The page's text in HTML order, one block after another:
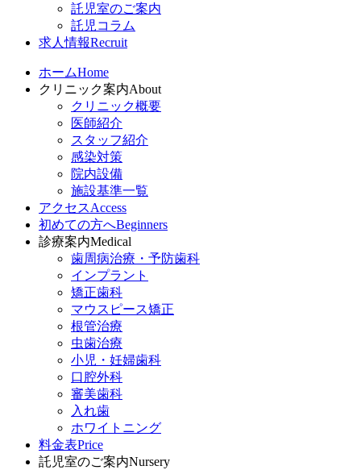
託児室のご案内
託児コラム
求人情報Recruit
ホームHome
クリニック案内About
クリニック概要
医師紹介
スタッフ紹介
感染対策
院内設備
施設基準一覧
アクセスAccess
初めての方へBeginners
診療案内Medical
歯周病治療・予防歯科
インプラント
矯正歯科
マウスピース矯正
根管治療
虫歯治療
小児・妊婦歯科
口腔外科
審美歯科
入れ歯
ホワイトニング
料金表Price
託児室のご案内Nursery